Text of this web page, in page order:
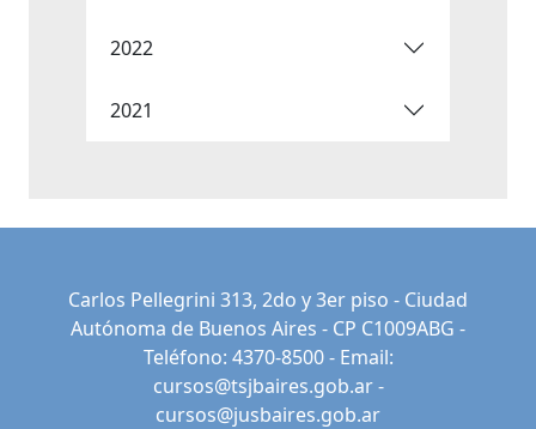
2022
2021
Carlos Pellegrini 313, 2do y 3er piso - Ciudad
Autónoma de Buenos Aires - CP C1009ABG -
Teléfono: 4370-8500 - Email:
cursos@tsjbaires.gob.ar-
cursos@jusbaires.gob.ar